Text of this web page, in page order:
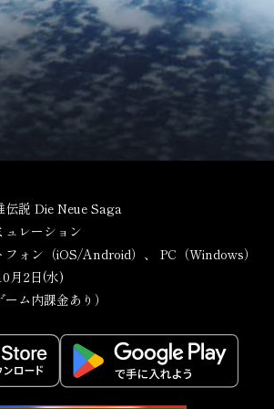
伝説 Die Neue Saga
ュレーション
フォン（iOS/Android）、 PC（Windows）
月2日(水)
ム内課金あり）